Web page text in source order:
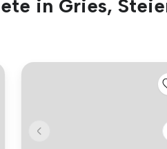
in Gries,